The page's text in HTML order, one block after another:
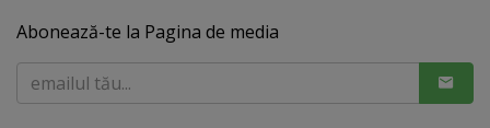
Abonează-te la Pagina de media